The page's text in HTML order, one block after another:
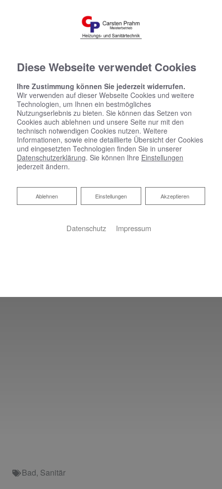
Bad, Sanitär
Diese Webseite verwendet Cookies
Ihre Zustimmung können Sie jederzeit widerrufen.
Wir verwenden auf dieser Webseite Cookies und weitere
Technologien, um Ihnen ein bestmögliches
Nutzungserlebnis zu bieten. Sie können das Setzen von
Cookies auch ablehnen und unsere Seite nur mit den
technisch notwendigen Cookies nutzen. Weitere
Informationen, sowie eine detaillierte Übersicht der Cookies
und eingesetzten Technologien finden Sie in unserer
Datenschutzerklärung. Sie können Ihre Einstellungen
jederzeit ändern.
Akzeptieren
Einstellungen
Ablehnen
Ablehnen
Datenschutz Impressum